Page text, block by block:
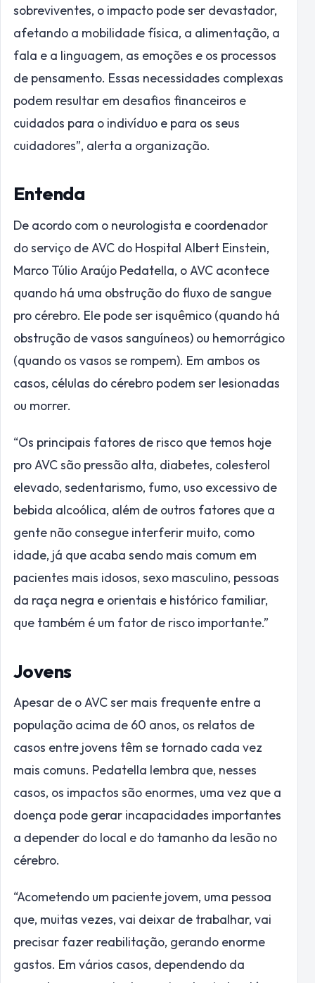
sobreviventes, o impacto pode ser devastador,
afetando a mobilidade física, a alimentação, a
fala e a linguagem, as emoções e os processos
de pensamento. Essas necessidades complexas
podem resultar em desafios financeiros e
cuidados para o indivíduo e para os seus
cuidadores”, alerta a organização.
Entenda
De acordo com o neurologista e coordenador
do serviço de AVC do Hospital Albert Einstein,
Marco Túlio Araújo Pedatella, o AVC acontece
quando há uma obstrução do fluxo de sangue
pro cérebro. Ele pode ser isquêmico (quando há
obstrução de vasos sanguíneos) ou hemorrágico
(quando os vasos se rompem). Em ambos os
casos, células do cérebro podem ser lesionadas
ou morrer.
“Os principais fatores de risco que temos hoje
pro AVC são pressão alta, diabetes, colesterol
elevado, sedentarismo, fumo, uso excessivo de
bebida alcoólica, além de outros fatores que a
gente não consegue interferir muito, como
idade, já que acaba sendo mais comum em
pacientes mais idosos, sexo masculino, pessoas
da raça negra e orientais e histórico familiar,
que também é um fator de risco importante.”
Jovens
Apesar de o AVC ser mais frequente entre a
população acima de 60 anos, os relatos de
casos entre jovens têm se tornado cada vez
mais comuns. Pedatella lembra que, nesses
casos, os impactos são enormes, uma vez que a
doença pode gerar incapacidades importantes
a depender do local e do tamanho da lesão no
cérebro.
“Acometendo um paciente jovem, uma pessoa
que, muitas vezes, vai deixar de trabalhar, vai
precisar fazer reabilitação, gerando enorme
gastos. Em vários casos, dependendo da